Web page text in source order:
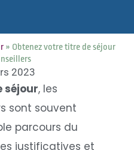
» Obtenez votre titre de séjour
2023
séjour, les
sont souvent
parcours du
justificatives et